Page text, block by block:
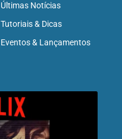
Últimas Notícias
Tutoriais & Dicas
Eventos & Lançamentos